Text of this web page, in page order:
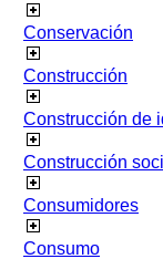
Conservación
Construcción
Construcción de
Construcción
Consumidores
Consumo